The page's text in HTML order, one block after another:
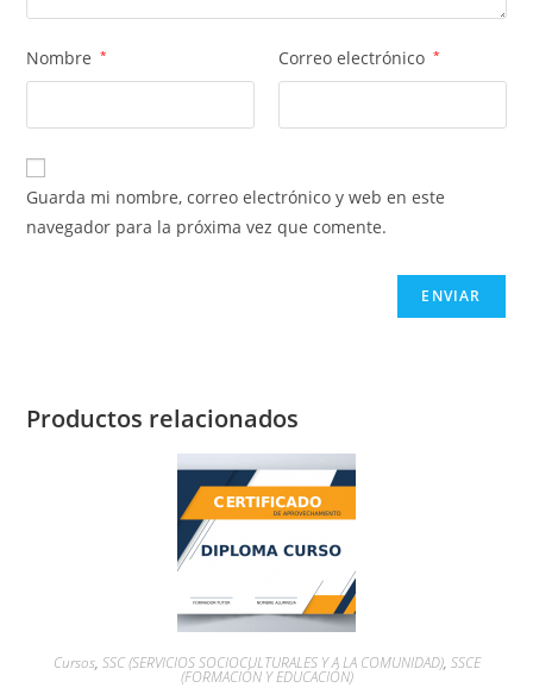
Nombre * Correo electrónico *
Guarda mi nombre, correo electrónico y web en este
navegador para la próxima vez que comente.
Productos relacionados
Cursos, SSC (SERVICIOS SOCIOCULTURALES Y A LA COMUNIDAD), SSCE
(FORMACIÓN Y EDUCACIÓN)